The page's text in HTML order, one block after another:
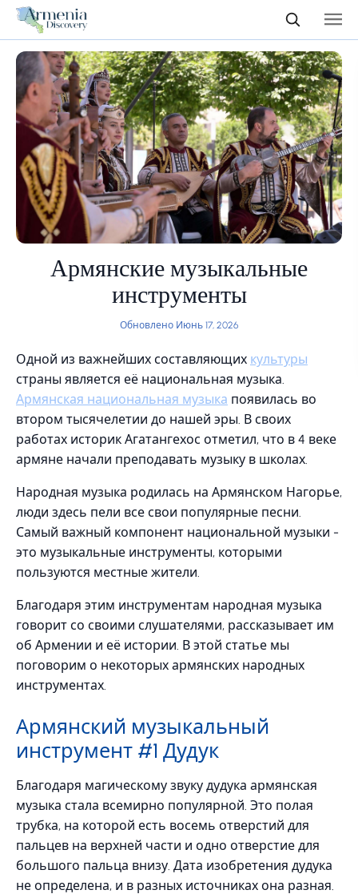
Армянские музыкальные
инструменты
Обновлено Июнь 17, 2026
Одной из важнейших составляющих культуры
страны является её национальная музыка.
Армянская национальная музыка появилась во
втором тысячелетии до нашей эры. В своих
работах историк Агатангехос отметил, что в 4 веке
армяне начали преподавать музыку в школах.
Народная музыка родилась на Армянском Нагорье,
люди здесь пели все свои популярные песни.
Самый важный компонент национальной музыки -
это музыкальные инструменты, которыми
пользуются местные жители.
Благодаря этим инструментам народная музыка
говорит со своими слушателями, рассказывает им
об Армении и её истории. В этой статье мы
поговорим о некоторых армянских народных
инструментах.
Армянский музыкальный
инструмент #1 Дудук
Благодаря магическому звуку дудука армянская
музыка стала всемирно популярной. Это полая
трубка, на которой есть восемь отверстий для
пальцев на верхней части и одно отверстие для
большого пальца внизу. Дата изобретения дудука
не определена, и в разных источниках она разная.